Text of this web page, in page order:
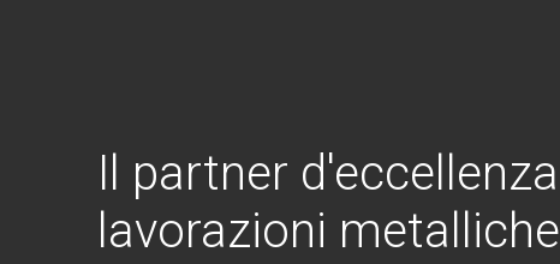
Il partner d'eccellenza
lavorazioni metalliche